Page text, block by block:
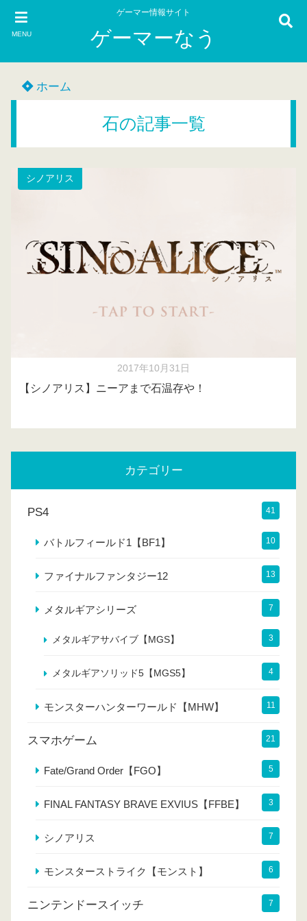
MENU
ゲーマー情報サイト
ゲーマーなう
ホーム
石の記事一覧
シノアリス
2017年10月31日
【シノアリス】ニーアまで石温存や！
カテゴリー
PS4 41
バトルフィールド1【BF1】 10
ファイナルファンタジー12 13
メタルギアシリーズ 7
メタルギアサバイブ【MGS】 3
メタルギアソリッド5【MGS5】 4
モンスターハンターワールド【MHW】 11
スマホゲーム 21
Fate/Grand Order【FGO】 5
FINAL FANTASY BRAVE EXVIUS【FFBE】 3
シノアリス 7
モンスターストライク【モンスト】 6
ニンテンドースイッチ 7